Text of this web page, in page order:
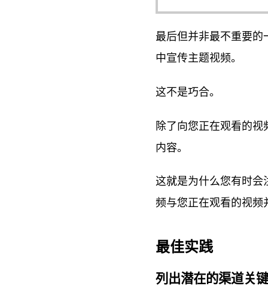
最后但并非最不重要的
中宣传主题视频。
这不是巧合。
除了向您正在观看的
内容。
这就是为什么您有时
频与您正在观看的视频
最佳实践
列出潜在的渠道关